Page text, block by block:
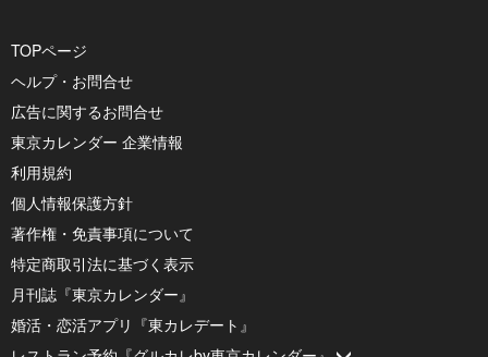
TOPページ
ヘルプ・お問合せ
広告に関するお問合せ
東京カレンダー 企業情報
利用規約
個人情報保護方針
著作権・免責事項について
特定商取引法に基づく表示
月刊誌『東京カレンダー』
婚活・恋活アプリ『東カレデート』